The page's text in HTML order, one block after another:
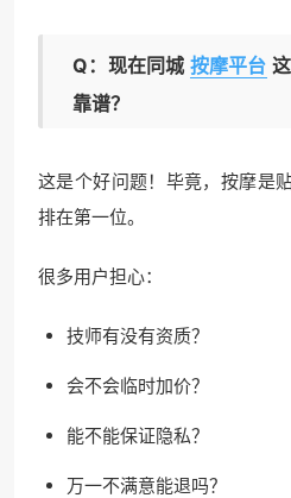
Q：现在同城 按摩平台
靠谱？
这是个好问题！毕竟，按摩是贴
排在第一位。
很多用户担心：
技师有没有资质？
会不会临时加价？
能不能保证隐私？
万一不满意能退吗？